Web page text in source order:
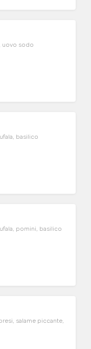
uovo sodo
basilico
pomini, basilico
salame piccante,